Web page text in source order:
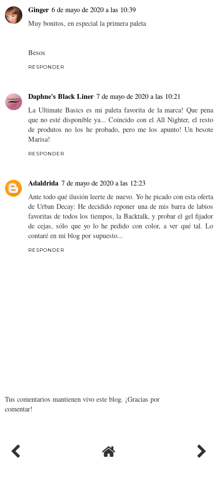
Ginger 6 de mayo de 2020 a las 10:39
Muy bonitos, en especial la primera paleta
Besos
RESPONDER
Daphne's Black Liner 7 de mayo de 2020 a las 10:21
La Ultimate Basics es mi paleta favorita de la marca! Que pena
que no esté disponible ya... Coincido con el All Nighter, el resto
de produtos no los he probado, pero me los apunto! Un besote
Marisa!
RESPONDER
Adaldrida 7 de mayo de 2020 a las 12:23
Ante todo qué ilusión leerte de nuevo. Yo he picado con esta oferta
de Urban Decay: He decidido reponer una de mis barra de labios
favoritas de todos los tiempos, la Backtalk, y probar el gel fijador
de cejas, sólo que yo lo he pedido con color, a ver qué tal. Lo
contaré en mi blog por supuesto...
RESPONDER
Tus comentarios mantienen vivo este blog. ¡Gracias por
comentar!